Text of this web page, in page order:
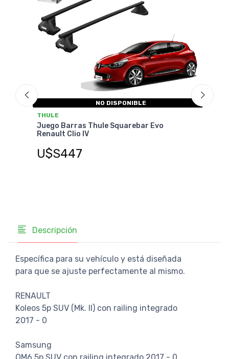
NO DISPONIBLE
THULE
Juego Barras Thule Squarebar Evo
Renault Clio IV
U$S447
Descripción
Específica para su vehículo y está diseñada
para que se ajuste perfectamente al mismo.
RENAULT
Koleos 5p SUV (Mk. II) con railing integrado
2017 - 0
Samsung
QM6 5p SUV con railing integrado 2017 - 0